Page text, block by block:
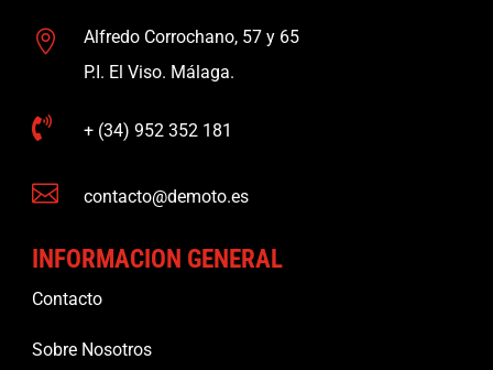

Alfredo Corrochano, 57 y 65
P.I. El Viso. Málaga.
 + (34) 952 352 181
 contacto@demoto.es
INFORMACION GENERAL
Contacto
Sobre Nosotros